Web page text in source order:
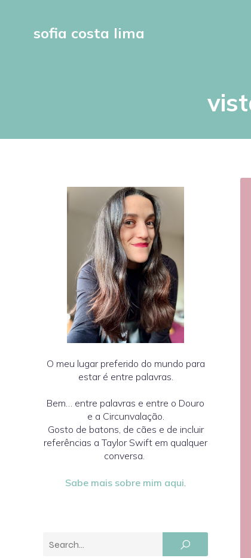
sofia costa lima
O meu lugar preferido do mundo para
estar é entre palavras.
Bem… entre palavras e entre o Douro
e a Circunvalação.
Gosto de batons, de cães e de incluir
referências a Taylor Swift em qualquer
conversa.
Sabe mais sobre mim aqui.